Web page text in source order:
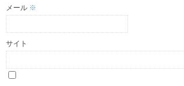
メール ※
サイト